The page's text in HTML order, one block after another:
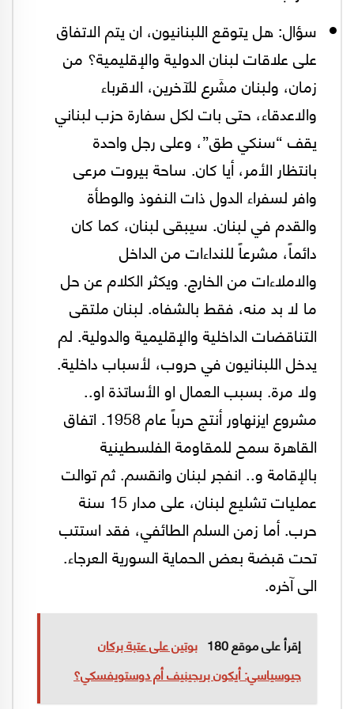
سؤال: هل يتوقع اللبنانيون، ان يتم الاتفاق
على علاقات لبنان الدولية والإقليمية؟ من
زمان، ولبنان مشَرع للآخرين، الاقرباء
والاعدقاء، حتى بات لكل سفارة حزب لبناني
يقف “سنكي طق”، وعلى رجل واحدة
بانتظار الأمر، أيا كان. ساحة بيروت مرعى
وافر لسفراء الدول ذات النفوذ والوطأة
والقدم في لبنان. سيبقى لبنان، كما كان
دائماً، مشرعاً للنداءات من الداخل
والاملاءات من الخارج. ويكثر الكلام عن حل
ما لا بد منه، فقط بالشفاه. لبنان ملتقى
التناقضات الداخلية والإقليمية والدولية. لم
يدخل اللبنانيون في حروب، لأسباب داخلية.
ولا مرة. بسبب العمال او الأساتذة او..
مشروع ايزنهاور أنتج حرباً عام 1958. اتفاق
القاهرة سمح للمقاومة الفلسطينية
بالإقامة و.. انفجر لبنان وانقسم. ثم توالت
عمليات تشليع لبنان، على مدار 15 سنة
حرب. أما زمن السلم الطائفي، فقد استتب
تحت قبضة بعض الحماية السورية العرجاء.
الى آخره.
إقرأ على موقع 180
بوتين على عتبة بركان
جيوسياسي: أيكون بريجينيف أم دوستويفسكي؟